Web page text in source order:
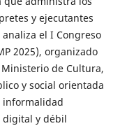
y ejecutantes
el I Congreso
2025), organizado
de Cultura,
y social orientada
informalidad
digital y débil